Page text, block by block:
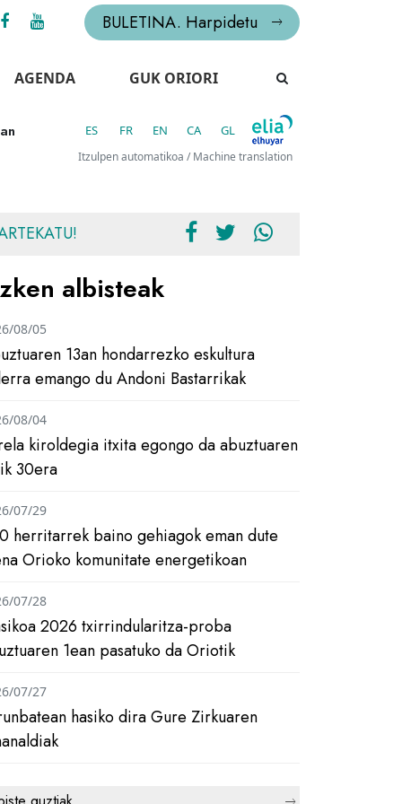
BULETINA. Harpidetu
AGENDA GUK ORIORI
ES FR EN CA GL
Itzulpen automatikoa / Machine translation
albisteak
13an hondarrezko eskultura
emango du Andoni Bastarrikak
08/05
kiroldegia itxita egongo da abuztuaren
30era
08/04
herritarrek baino gehiagok eman dute
Orioko komunitate energetikoan
07/29
2026 txirrindularitza-proba
1ean pasatuko da Oriotik
07/28
hasiko dira Gure Zirkuaren
07/27